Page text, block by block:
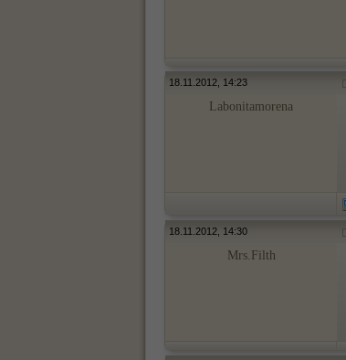
18.11.2012, 14:23
Labonitamorena
18.11.2012, 14:30
Mrs.Filth